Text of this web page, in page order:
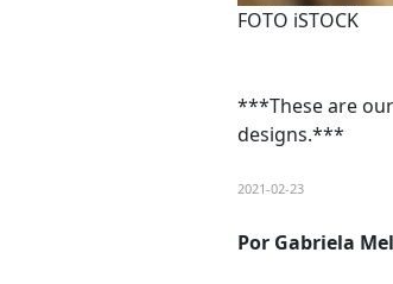
FOTO iSTOCK
***These are
designs.***
2021-02-23
Por Gabriela